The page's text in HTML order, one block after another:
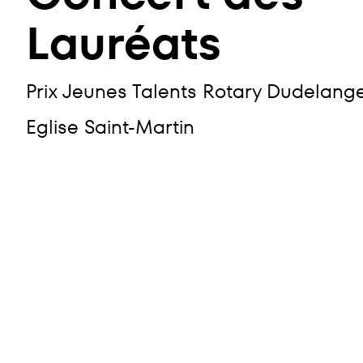
Lauréats
Prix Jeunes Talents Rotary
Eglise Saint-Martin